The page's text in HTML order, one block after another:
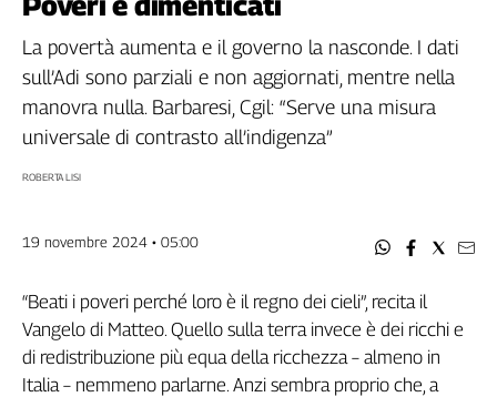
Filcams
Filctem
Fillea
Filt
Fiom
Flai
Fp
Slc
Spi
Inca
Caaf
La povertà aumenta e il governo la nasconde. I dati
sull’Adi sono parziali e non aggiornati, mentre nella
manovra nulla. Barbaresi, Cgil: “Serve una misura
universale di contrasto all’indigenza”
ROBERTA LISI
19 novembre 2024 • 05:00
“Beati i poveri perché loro è il regno dei cieli”, recita il
Vangelo di Matteo. Quello sulla terra invece è dei ricchi e
di redistribuzione più equa della ricchezza – almeno in
Italia – nemmeno parlarne. Anzi sembra proprio che, a